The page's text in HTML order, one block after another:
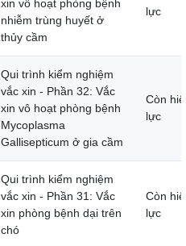
xin vô hoạt phòng bệnh
nhiễm trùng huyết ở
thủy cầm
lực
Qui trình kiểm nghiệm
vắc xin - Phần 32: Vắc
xin vô hoạt phòng bệnh
Mycoplasma
Gallisepticum ở gia cầm
Còn
lực
Qui trình kiểm nghiệm
vắc xin - Phần 31: Vắc
xin phòng bệnh dại trên
chó
Còn
lực